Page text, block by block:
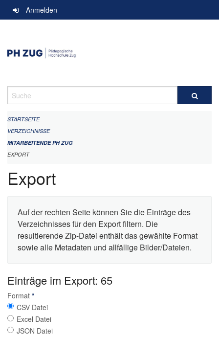
Navigation
überspringen
Anmelden
Suche
STARTSEITE
VERZEICHNISSE
MITARBEITENDE PH ZUG
EXPORT
Export
Auf der rechten Seite können Sie die Einträge des
Verzeichnisses für den Export filtern. Die
resultierende Zip-Datei enthält das gewählte Format
sowie alle Metadaten und allfällige Bilder/Dateien.
Einträge im Export: 65
Format *
CSV Datei
Excel Datei
JSON Datei